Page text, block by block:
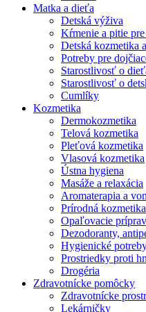
Matka a dieťa
Detská výživa
Kŕmenie a pitie pre
Detská kozmetika
Potreby pre
Starostlivosť o
Starostlivosť o
Cumlíky
Kozmetika
Dermokozmetika
Telová kozmetika
Pleťová kozmetika
Vlasová kozmetika
Ústna hygiena
Masáže a relaxácia
Aromaterapia a
Prírodná kozmetika
Opaľovacie
Dezodoranty,
Hygienické
Prostriedky proti
Drogéria
Zdravotnícke pomôcky
Zdravotnícke
Lekárničky